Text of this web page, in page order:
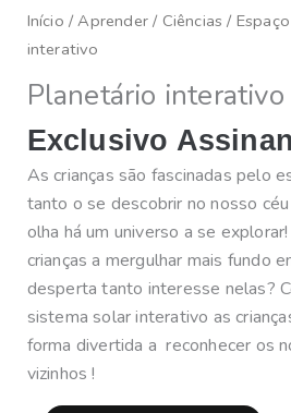
Início /Aprender / Ciências /
interativo
Planetário interativo
Exclusivo
As crianças são fascinadas pelo
tanto o se descobrir no nosso
olha há um universo a se
crianças a mergulhar mais fundo
desperta tanto interesse nelas?
sistema solar interativo as
forma divertida a reconhecer os
vizinhos !